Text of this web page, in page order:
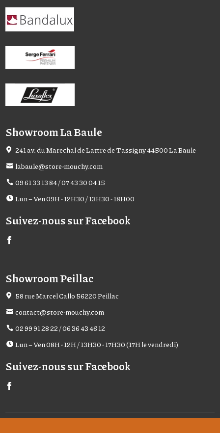
Showroom La Baule
241 av. du Marechal de Lattre de Tassigny 44500 La Baule
labaule@store-mouchy.com
09 61 33 13 84 / 07 43 30 04 15
Lun – Ven 09H - 12H30 / 13H30 - 18H00
Suivez-nous sur Facebook
Showroom Peillac
58 rue Marcel Callo 56220 Peillac
contact@store-mouchy.com
02 99 91 28 22 / 06 36 43 46 12
Lun – Ven 08H - 12H / 13H30 - 17H30 (17H le vendredi)
Suivez-nous sur Facebook